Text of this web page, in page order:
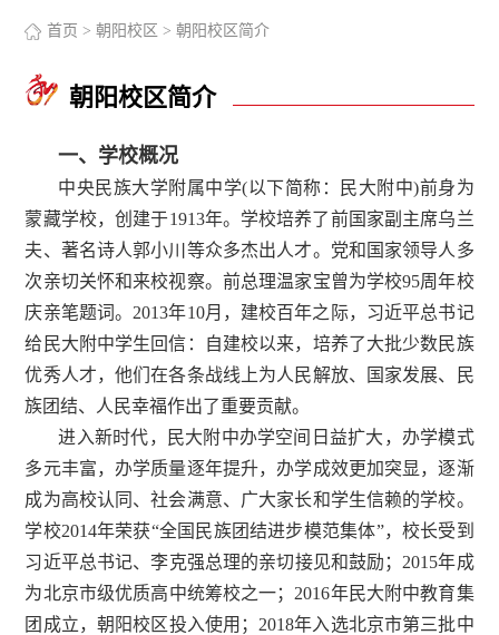
首页 >朝阳校区 >朝阳校区简介
朝阳校区简介
一、学校概况
中央民族大学附属中学(以下简称：民大附中)前身为
蒙藏学校，创建于1913年。学校培养了前国家副主席乌兰
夫、著名诗人郭小川等众多杰出人才。党和国家领导人多
次亲切关怀和来校视察。前总理温家宝曾为学校95周年校
庆亲笔题词。2013年10月，建校百年之际，习近平总书记
给民大附中学生回信：自建校以来，培养了大批少数民族
优秀人才，他们在各条战线上为人民解放、国家发展、民
族团结、人民幸福作出了重要贡献。
进入新时代，民大附中办学空间日益扩大，办学模式
多元丰富，办学质量逐年提升，办学成效更加突显，逐渐
成为高校认同、社会满意、广大家长和学生信赖的学校。
学校2014年荣获“全国民族团结进步模范集体”，校长受到
习近平总书记、李克强总理的亲切接见和鼓励；2015年成
为北京市级优质高中统筹校之一；2016年民大附中教育集
团成立，朝阳校区投入使用；2018年入选北京市第三批中